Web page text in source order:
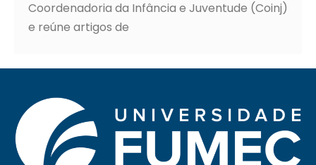
Coordenadoria da Infância e Juventude (Coinj)
e reúne artigos de